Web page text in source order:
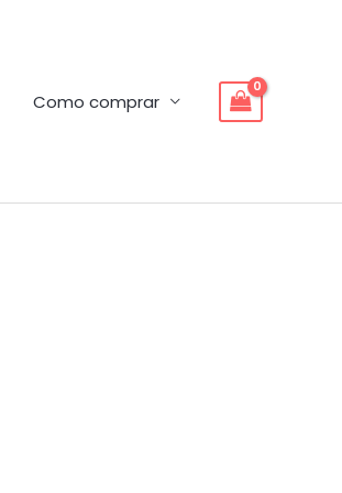
Como comprar